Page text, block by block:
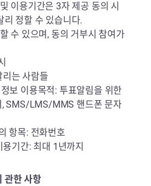
이용기간은 3자 제공 동의 시
리 정할 수 있습니다.
수 있으며, 동의 거부시 참여가
리는 사람들
보 이용목적: 투표알림을 위한
, SMS/LMS/MMS 핸드폰 문자
항목: 전화번호
기간: 최대 1년까지
관한 사항